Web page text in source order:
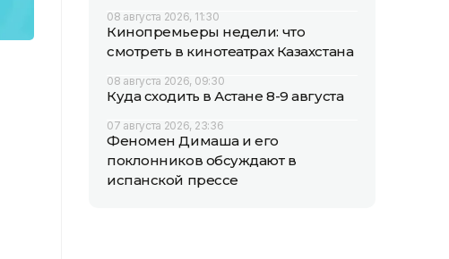
08 августа 2026, 11:30
Кинопремьеры недели: что
смотреть в кинотеатрах Казахстана
08 августа 2026, 09:30
Куда сходить в Астане 8-9 августа
07 августа 2026, 23:36
Феномен Димаша и его
поклонников обсуждают в
испанской прессе